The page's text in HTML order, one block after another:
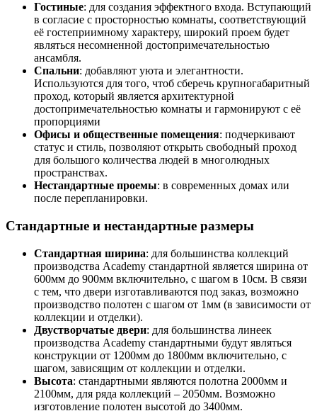
Гостиные: для создания эффектного входа. Вступающий
в согласие с просторностью комнаты, соответствующий
её гостеприимному характеру, широкий проем будет
являться несомненной достопримечательностью
ансамбля.
Спальни: добавляют уюта и элегантности.
Используются для того, чтоб сберечь крупногабаритный
проход, который является архитектурной
достопримечательностью комнаты и гармонируют с её
пропорциями
Офисы и общественные помещения: подчеркивают
статус и стиль, позволяют открыть свободный проход
для большого количества людей в многолюдных
пространствах.
Нестандартные проемы: в современных домах или
после перепланировки.
Стандартные и нестандартные размеры
Стандартная ширина: для большинства коллекций
производства Academy стандартной является ширина от
600мм до 900мм включительно, с шагом в 10см. В связи
с тем, что двери изготавливаются под заказ, возможно
производство полотен с шагом от 1мм (в зависимости от
коллекции и отделки).
Двустворчатые двери: для большинства линеек
производства Academy стандартными будут являться
конструкции от 1200мм до 1800мм включительно, с
шагом, зависящим от коллекции и отделки.
Высота: стандартными являются полотна 2000мм и
2100мм, для ряда коллекций – 2050мм. Возможно
изготовление полотен высотой до 3400мм.